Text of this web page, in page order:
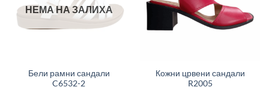
НЕМА НА ЗАЛИХА
Бели рамни сандали
C6532-2
Кожни црвени сандали
R2005